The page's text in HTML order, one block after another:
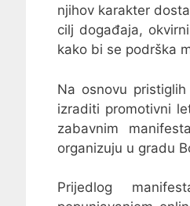
njihov karakter
cilj događaja,
kako bi se podrška
Na osnovu
izraditi promotivni
zabavnim
organizuju u gradu
Prijedlog